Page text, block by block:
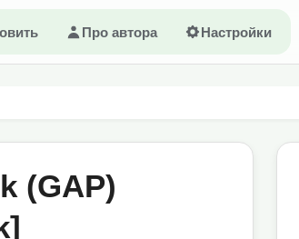
Про автора Настройки
(GAP)